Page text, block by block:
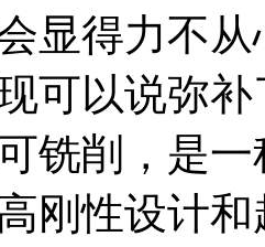
显得力不
可以说弥
铣削，是
刚性设计